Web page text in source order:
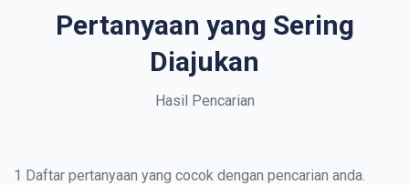
Pertanyaan yang Sering
Diajukan
Hasil Pencarian
1 Daftar pertanyaan yang cocok dengan pencarian anda.